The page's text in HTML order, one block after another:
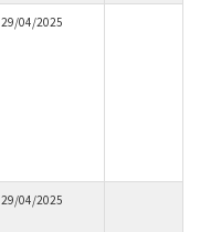
29/04/2025
29/04/2025